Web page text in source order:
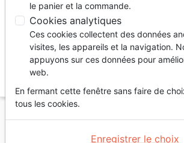
Accueil Livres Enfants
Sanctification (La) - Guide de poche
le panier et la commande.
Cookies analytiques
Ces cookies collectent des données
visites, les appareils et la navigation.
appuyons sur ces données pour
web.
En fermant cette fenêtre sans faire de
tous les cookies.
Enregistrer le choix